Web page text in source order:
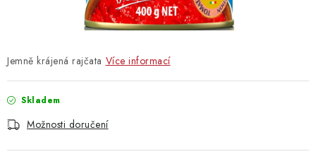
Jemně krájená rajčata Více informací
Skladem
Možnosti doručení